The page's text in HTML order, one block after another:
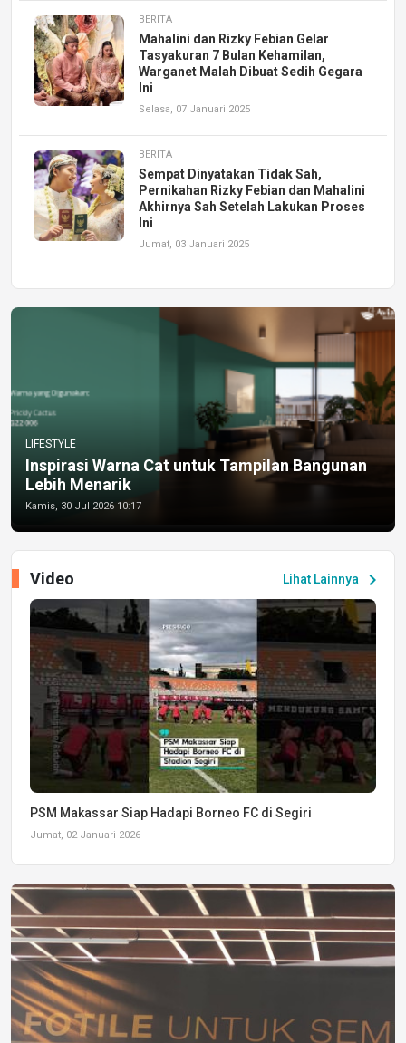
BERITA
Mahalini dan Rizky Febian Gelar
Tasyakuran 7 Bulan Kehamilan,
Warganet Malah Dibuat Sedih Gegara
Ini
Selasa, 07 Januari 2025
BERITA
Sempat Dinyatakan Tidak Sah,
Pernikahan Rizky Febian dan Mahalini
Akhirnya Sah Setelah Lakukan Proses
Ini
Jumat, 03 Januari 2025
LIFESTYLE
Inspirasi Warna Cat untuk Tampilan Bangunan
Lebih Menarik
Kamis, 30 Jul 2026 10:17
Lihat Lainnya chevron_right
Video
PSM Makassar Siap Hadapi Borneo FC di Segiri
Jumat, 02 Januari 2026